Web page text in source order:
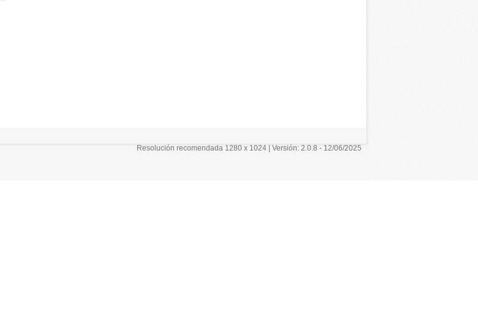
Resolución recomendada 1280 x 1024 | Versión: 2.0.8 - 12/06/2025